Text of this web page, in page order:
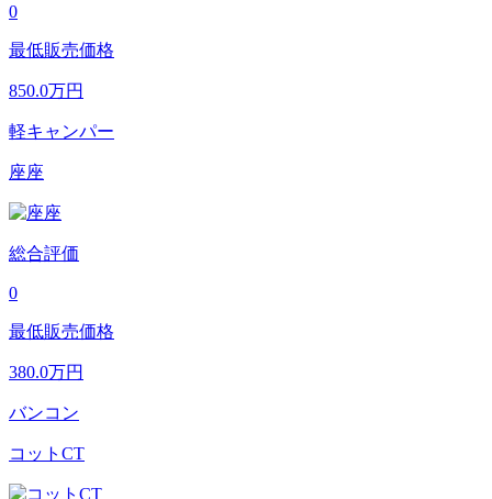
0
最低販売価格
850.0万円
軽キャンパー
座座
総合評価
0
最低販売価格
380.0万円
バンコン
コットCT